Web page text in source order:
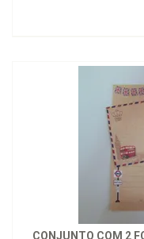
CONJUNTO COM 2